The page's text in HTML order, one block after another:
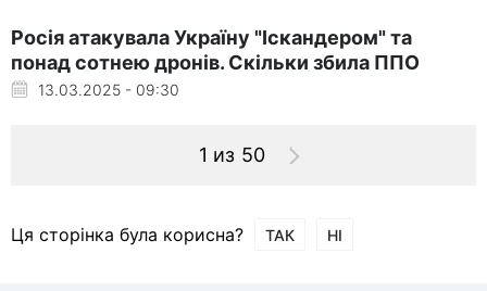
Росія атакувала Україну "Іскандером" та
понад сотнею дронів. Скільки збила ППО
13.03.2025 - 09:30
1 из 50
Ця сторінка була корисна? ТАК НІ